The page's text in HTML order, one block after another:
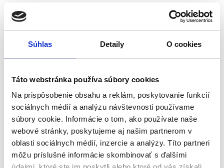
Súhlas Detaily O cookies
Táto webstránka používa súbory cookies
Na prispôsobenie obsahu a reklám, poskytovanie funkcií
sociálnych médií a analýzu návštevnosti používame
súbory cookie. Informácie o tom, ako používate naše
webové stránky, poskytujeme aj našim partnerom v
oblasti sociálnych médií, inzercie a analýzy. Títo partneri
môžu príslušné informácie skombinovať s ďalšími
Popis výrobku:
Vďaka bežeckej verzii bicykla bude môcť vaše dieťa
bezpečne robiť prvé kroky pri učení pohybu na
zemou. Dieťa sa vďaka tomu bude cítiť pri šoférovaní
nôžkou.
Sedadlo je výškovo nastaviteľné, takže ho ľahko
prispôsobíte výške dieťaťa. Rozsah nastavenia: 28-38 cm
od zeme po sedadlo.
Kolesá sú vyrobené z odolného a vhodne mäkkého EVA
materiálu. Plné bezdušové kolesá budú perfektné doma aj